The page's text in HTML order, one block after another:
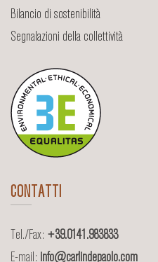
Bilancio di sostenibilità
Segnalazioni della collettività
CONTATTI
Tel./Fax: +39.0141.983833
E-mail: info@carlindepaolo.com